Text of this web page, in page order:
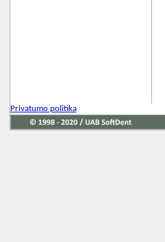
Privatumo politika